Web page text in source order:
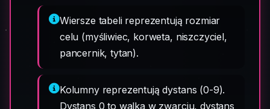
Wiersze tabeli reprezentują rozmiar
celu (myśliwiec, korweta, niszczyciel,
pancernik, tytan).
Kolumny reprezentują dystans (0-9).
Dystans 0 to walka w zwarciu, dystans